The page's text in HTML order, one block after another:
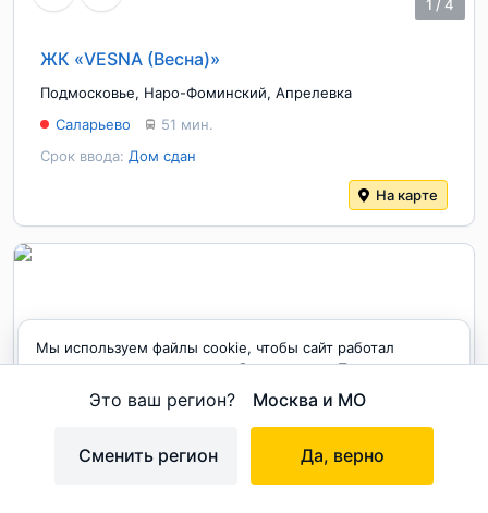
Это ваш регион? Москва и МО
Сменить регион Да, верно
на карте
1 /4
ЖК «VESNA (Весна)»
Подмосковье, Наро-Фоминский, Апрелевка
Срок ввода: Дом сдан
Саларьево 51 мин.
На карте
Мы используем файлы cookie, чтобы сайт работал
корректно и становился удобнее для вас. Продолжая
Принимаю